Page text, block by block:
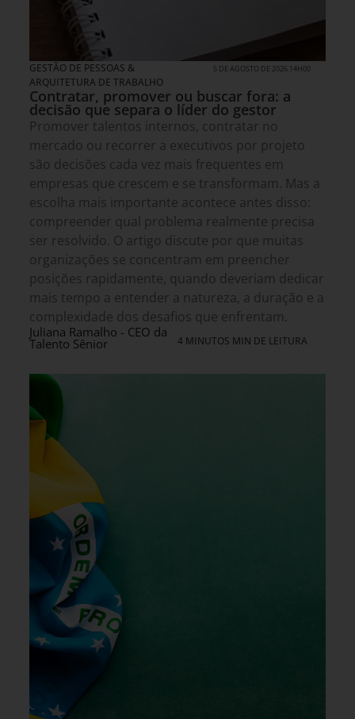
GESTÃO DE PESSOAS &
ARQUITETURA DE TRABALHO
5 DE AGOSTO DE 2026 14H00
Contratar, promover ou buscar fora: a
decisão que separa o líder do gestor
Promover talentos internos, contratar no
mercado ou recorrer a executivos por projeto
são decisões cada vez mais frequentes em
empresas que crescem e se transformam. Mas a
escolha mais importante acontece antes disso:
compreender qual problema realmente precisa
ser resolvido. O artigo discute por que muitas
organizações se concentram em preencher
posições rapidamente, quando deveriam dedicar
mais tempo a entender a natureza, a duração e a
complexidade dos desafios que enfrentam.
Juliana Ramalho - CEO da
Talento Sênior 4 MINUTOS MIN DE LEITURA